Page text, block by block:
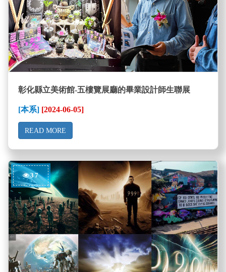
彰化縣立美術館-五樓覽展廳的畢業設計師生聯展
[本系] [2024-06-05]
READ MORE
37